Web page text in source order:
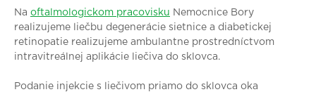
Na oftalmologickom pracovisku Nemocnice Bory
realizujeme liečbu degenerácie sietnice a diabetickej
retinopatie realizujeme ambulantne prostredníctvom
intravitreálnej aplikácie liečiva do sklovca.
Podanie injekcie s liečivom priamo do sklovca oka